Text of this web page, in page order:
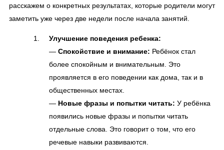
расскажем о конкретных результатах, которые родители могут
заметить уже через две недели после начала занятий.
Улучшение поведения ребенка:
— Спокойствие и внимание: Ребёнок стал
более спокойным и внимательным. Это
проявляется в его поведении как дома, так и в
общественных местах.
— Новые фразы и попытки читать: У ребёнка
появились новые фразы и попытки читать
отдельные слова. Это говорит о том, что его
речевые навыки развиваются.